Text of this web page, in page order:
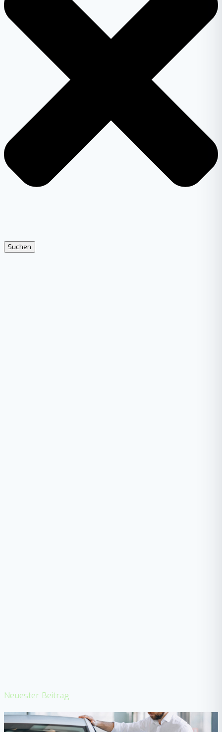
Suchen
Neuester Beitrag